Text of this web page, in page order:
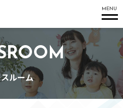
MENU
ルーム